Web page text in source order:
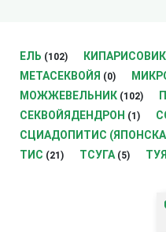
ЕЛЬ (102) КИПАРИСОВИК
МЕТАСЕКВОЙЯ (0)
МОЖЖЕВЕЛЬНИК (102)
СЕКВОЙЯДЕНДРОН (1)
СЦИАДОПИТИС
ТИС (21) ТСУГА (5) ТУЯ